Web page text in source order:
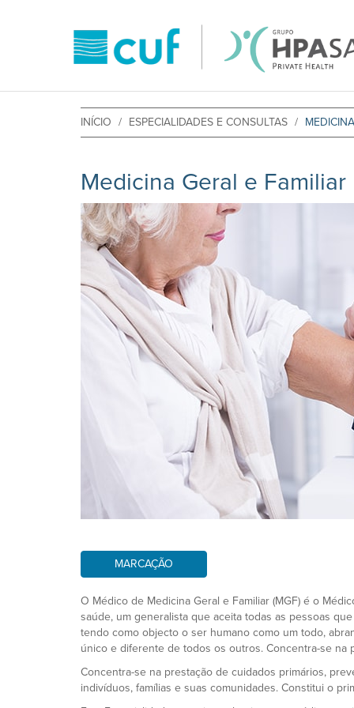
INÍCIO ESPECIALIDADES E CONSULTAS
Medicina Geral e Familiar
MARCAÇÃO
O Médico de Medicina Geral e Familiar (MGF) é o
saúde, um generalista que aceita todas as pessoas
tendo como objecto o ser humano como um todo,
único e diferente de todos os outros. Concentra-se na
Concentra-se na prestação de cuidados primários,
indivíduos, famílias e suas comunidades. Constitui o